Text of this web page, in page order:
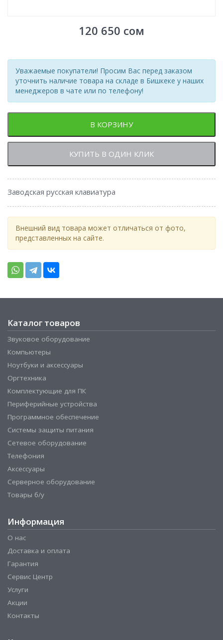
120 650 сом
Уважаемые покупатели! Просим Вас перед заказом
уточнить наличие товара на складе в Бишкеке у наших
менеджеров в чате или по телефону!
В КОРЗИНУ
КУПИТЬ В ОДИН КЛИК
Заводская русская клавиатура
Внешний вид товара может отличаться от фото,
представленных на сайте.
Каталог товаров
Звуковое оборудование
Компьютеры
Ноутбуки и аксессуары
Оргтехника
Комплектующие для ПК
Периферийные устройства
Программное обеспечение
Системы защиты питания
Сетевое оборудование
Телефония
Аксессуары
Серверное оборудование
Товары б/у
Информация
О нас
Доставка и оплата
Гарантия
Сервис Центр
Услуги
Акции
Контакты